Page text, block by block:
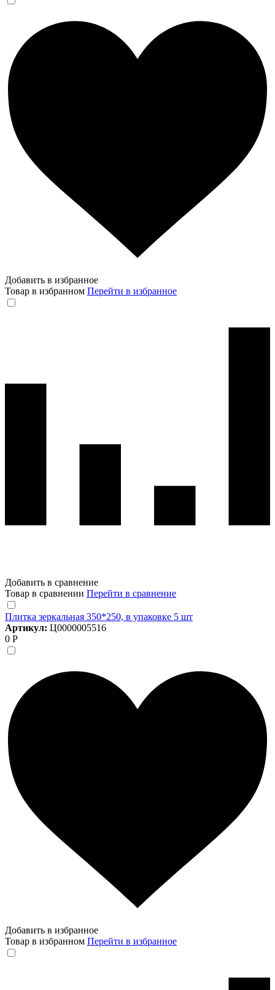
Добавить в избранное
Товар в избранном Перейти в избранное
Добавить в сравнение
Товар в сравнении Перейти в сравнение
Плитка зеркальная 350*250, в упаковке 5 шт
Артикул: Ц0000005516
0 Р
Добавить в избранное
Товар в избранном Перейти в избранное